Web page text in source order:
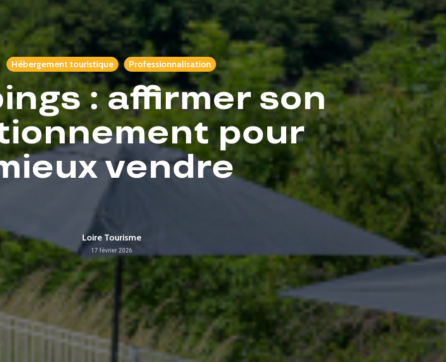
Hébergement touristique Professionnalisation
: affirmer son
pour
vendre
Loire Tourisme
17 février 2026